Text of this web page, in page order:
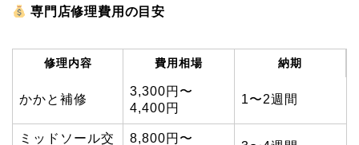
専門店修理費用の目安
修理内容 費用相場 納期
かかと補修
3,300円〜
4,400円
1〜2週間
ミッドソール交
8,800円〜